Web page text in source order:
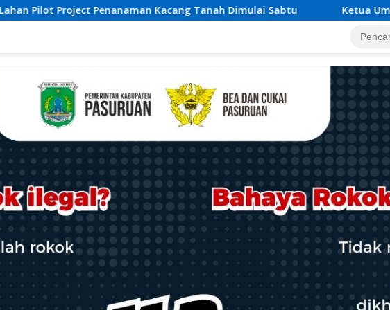
Tanah Dimulai Sabtu Ketua Umum Relawan Peduli Rakyat Lintas